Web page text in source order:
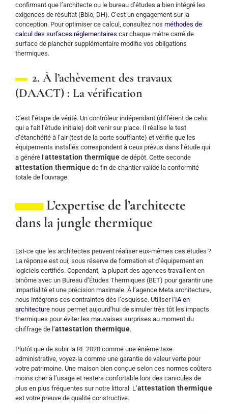
confirmant que l’architecte ou le bureau d’études a bien intégré les
exigences de résultat (Bbio, DH). C’est un engagement sur la
conception. Pour optimiser ce calcul, consultez nos méthodes de
calcul des surfaces réglementaires car chaque mètre carré de
surface de plancher supplémentaire modifie vos obligations
thermiques.
2. À l’achèvement des travaux
(DAACT) : La vérification
C’est l’étape de vérité. Un contrôleur indépendant (différent de celui
qui a fait l’étude initiale) doit venir sur place. Il réalise le test
d’étanchéité à l’air (test de la porte soufflante) et vérifie que les
équipements installés correspondent à ceux prévus dans l’étude qui
a généré l’attestation thermique de dépôt. Cette seconde
attestation thermique de fin de chantier valide la conformité
totale de l’ouvrage.
L’expertise de l’architecte
dans la jungle thermique
Est-ce que les architectes peuvent réaliser eux-mêmes ces études ?
La réponse est oui, sous réserve de formation et d’équipement en
logiciels certifiés. Cependant, la plupart des agences travaillent en
binôme avec un Bureau d’Études Thermiques (BET) pour garantir une
impartialité et une précision maximale. À l’agence Meta architecture,
nous intégrons ces contraintes dès l’esquisse. Utiliser l’IA en
architecture nous permet aujourd’hui de simuler très tôt les impacts
thermiques pour éviter les mauvaises surprises au moment du
chiffrage de l’attestation thermique.
Plutôt que de subir la RE 2020 comme une énième taxe
administrative, voyez-la comme une garantie de valeur verte pour
votre patrimoine. Une maison bien conçue selon ces normes coûtera
moins cher à l’usage et restera confortable lors des canicules de
plus en plus fréquentes sur notre littoral. L’attestation thermique
est votre preuve de qualité constructive.